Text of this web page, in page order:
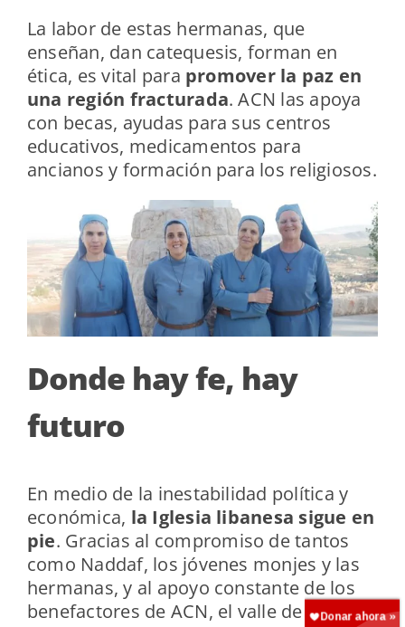
La labor de estas hermanas, que
enseñan, dan catequesis, forman en
ética, es vital para promover la paz en
una región fracturada. ACN las apoya
con becas, ayudas para sus centros
educativos, medicamentos para
ancianos y formación para los religiosos.
Donde hay fe, hay
futuro
En medio de la inestabilidad política y
económica, la Iglesia libanesa sigue en
pie. Gracias al compromiso de tantos
como Naddaf, los jóvenes monjes y las
hermanas, y al apoyo constante de los
benefactores de ACN, el valle de la Becá